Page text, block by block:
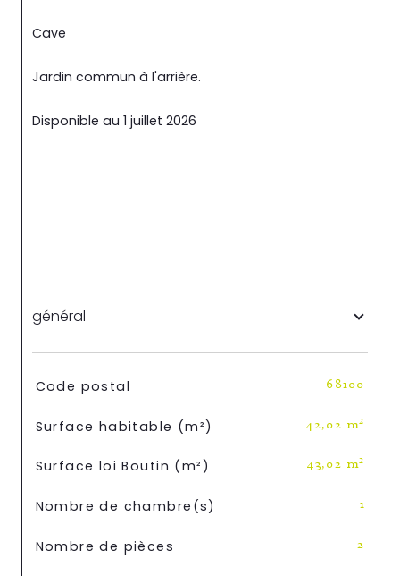
Cave
Jardin commun à l'arrière.
Disponible au 1 juillet 2026
général
TRAD_SIROCCO_Caracteristique
Code postal 68100
Surface habitable (m²) 42,02 m²
Surface loi Boutin (m²) 43,02 m²
Nombre de chambre(s) 1
Nombre de pièces 2